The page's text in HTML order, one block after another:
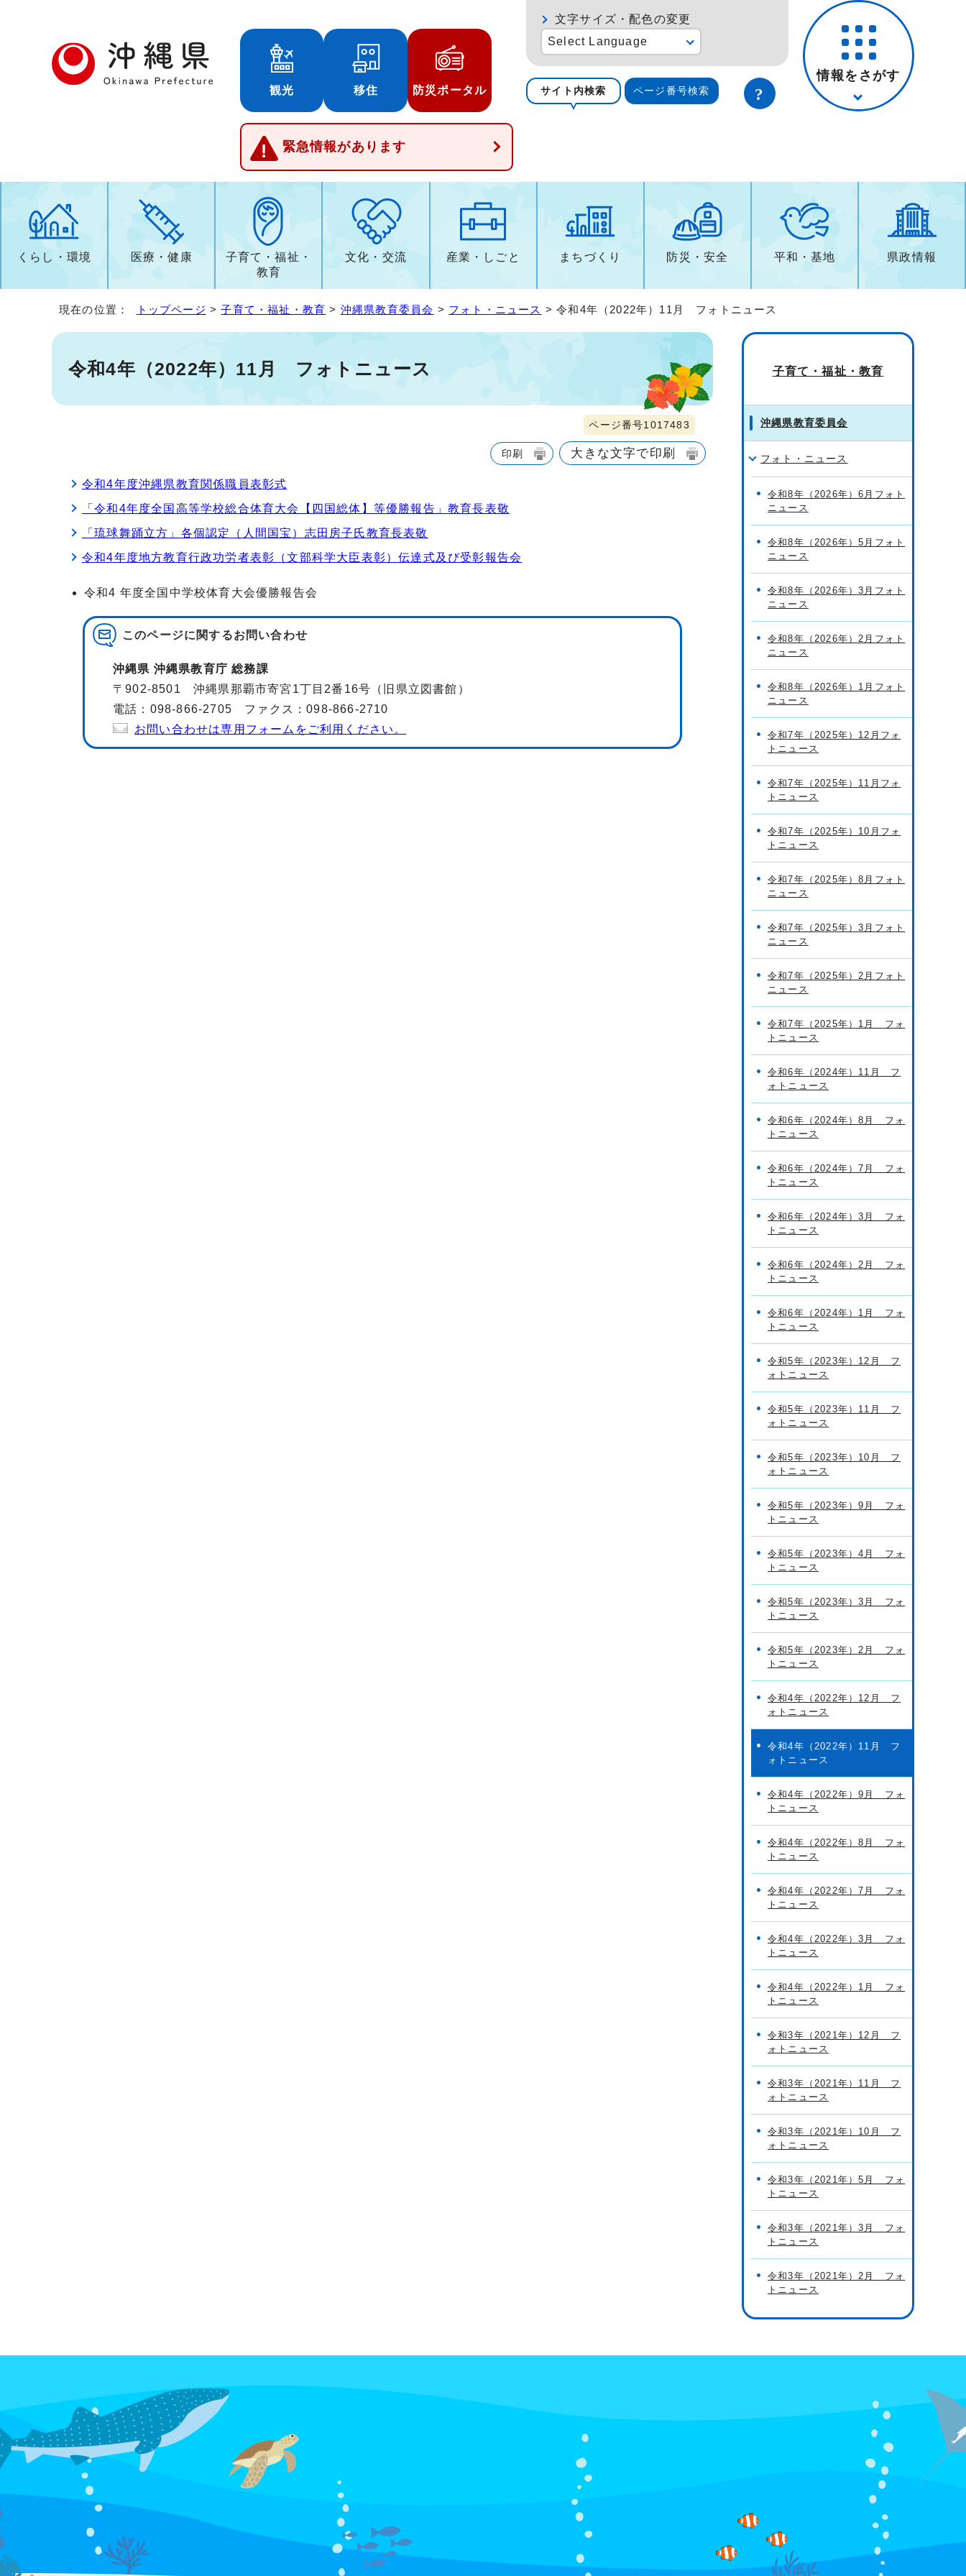
観光 移住 防災ポータル
緊急情報があります
文字サイズ・配色の変更
Select Language
サイト内検索 ページ番号検索
情報をさがす
くらし・環境 医療・健康
子育て・福祉・
教育
文化・交流 産業・しごと まちづくり 防災・安全 平和・基地 県政情報
現在の位置： トップページ >子育て・福祉・教育 > 沖縄県教育委員会 > フォト・ニュース > 令和4年（2022年）11月 フォトニュース
令和4年（2022年）11月 フォトニュース
ページ番号1017483
印刷 大きな文字で印刷
令和4年度沖縄県教育関係職員表彰式
「令和4年度全国高等学校総合体育大会【四国総体】等優勝報告」教育長表敬
「琉球舞踊立方」各個認定（人間国宝）志田房子氏教育長表敬
令和4年度地方教育行政功労者表彰（文部科学大臣表彰）伝達式及び受彰報告会
令和4 年度全国中学校体育大会優勝報告会
このページに関するお問い合わせ
沖縄県 沖縄県教育庁 総務課
〒902-8501 沖縄県那覇市寄宮1丁目2番16号（旧県立図書館）
電話：098-866-2705 ファクス：098-866-2710
お問い合わせは専用フォームをご利用ください。
子育て・福祉・教育
沖縄県教育委員会
フォト・ニュース
令和8年（2026年）6月フォト
ニュース
令和8年（2026年）5月フォト
ニュース
令和8年（2026年）3月フォト
ニュース
令和8年（2026年）2月フォト
ニュース
令和8年（2026年）1月フォト
ニュース
令和7年（2025年）12月フォ
トニュース
令和7年（2025年）11月フォ
トニュース
令和7年（2025年）10月フォ
トニュース
令和7年（2025年）8月フォト
ニュース
令和7年（2025年）3月フォト
ニュース
令和7年（2025年）2月フォト
ニュース
令和7年（2025年）1月 フォ
トニュース
令和6年（2024年）11月 フ
ォトニュース
令和6年（2024年）8月 フォ
トニュース
令和6年（2024年）7月 フォ
トニュース
令和6年（2024年）3月 フォ
トニュース
令和6年（2024年）2月 フォ
トニュース
令和6年（2024年）1月 フォ
トニュース
令和5年（2023年）12月 フ
ォトニュース
令和5年（2023年）11月 フ
ォトニュース
令和5年（2023年）10月 フ
ォトニュース
令和5年（2023年）9月 フォ
トニュース
令和5年（2023年）4月 フォ
トニュース
令和5年（2023年）3月 フォ
トニュース
令和5年（2023年）2月 フォ
トニュース
令和4年（2022年）12月 フ
ォトニュース
令和4年（2022年）11月 フ
ォトニュース
令和4年（2022年）9月 フォ
トニュース
令和4年（2022年）8月 フォ
トニュース
令和4年（2022年）7月 フォ
トニュース
令和4年（2022年）3月 フォ
トニュース
令和4年（2022年）1月 フォ
トニュース
令和3年（2021年）12月 フ
ォトニュース
令和3年（2021年）11月 フ
ォトニュース
令和3年（2021年）10月 フ
ォトニュース
令和3年（2021年）5月 フォ
トニュース
令和3年（2021年）3月 フォ
トニュース
令和3年（2021年）2月 フォ
トニュース